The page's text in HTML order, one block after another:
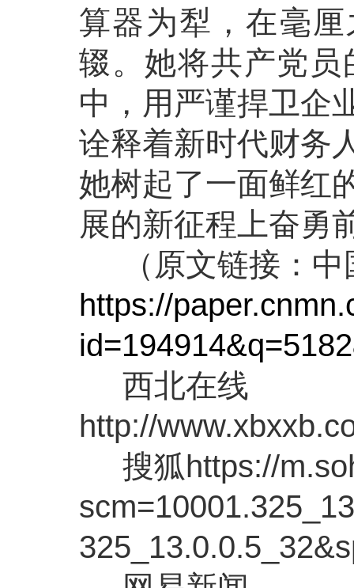
算器为犁，在毫
辍。她将共产党
中，用严谨捍卫企
诠释着新时代财务
她树起了一面鲜红
展的新征程上奋勇
（原文链接：中
https://
西北在线
http://
搜狐https://